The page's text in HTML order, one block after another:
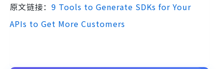
原文链接： 9 Tools to Generate SDKs for Your
APIs to Get More Customers